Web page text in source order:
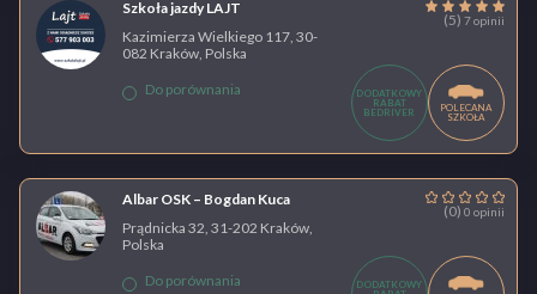
Szkoła jazdy LAJT
(5) 7 opinii
Kazimierza Wielkiego 117, 30-
082 Kraków, Polska
Do porównania
DODATKOWY
RABAT
BEDRIVER
POLECANA
SZKOŁA
Albar OSK – Bogdan Kuca
(0) 0 opinii
Prądnicka 32, 31-202 Kraków,
Polska
Do porównania
DODATKOWY